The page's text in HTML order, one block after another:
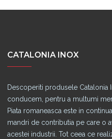
CATALONIA INOX
Descoperiti produsele Catalonia
conducem, pentru a multumi
Piata romaneasca este in
mandri de contributia pe care o
acestei industrii. Tot ceea ce